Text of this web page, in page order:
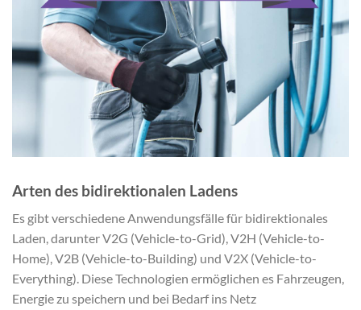
Arten des bidirektionalen Ladens
Es gibt verschiedene Anwendungsfälle für bidirektionales
Laden, darunter V2G (Vehicle-to-Grid), V2H (Vehicle-to-
Home), V2B (Vehicle-to-Building) und V2X (Vehicle-to-
Everything). Diese Technologien ermöglichen es Fahrzeugen,
Energie zu speichern und bei Bedarf ins Netz